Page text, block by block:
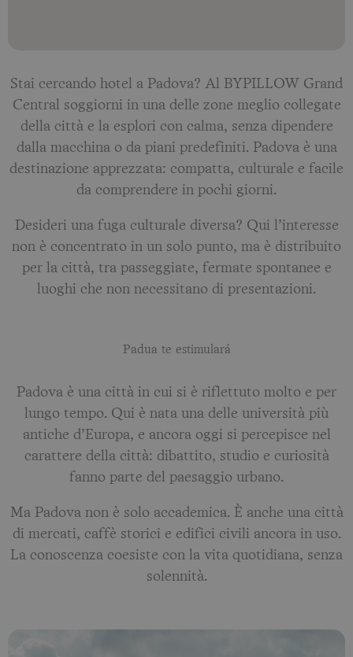
Stai cercando hotel a Padova? Al BYPILLOW Grand
Central soggiorni in una delle zone meglio collegate
della città e la esplori con calma, senza dipendere
dalla macchina o da piani predefiniti. Padova è una
destinazione apprezzata: compatta, culturale e facile
da comprendere in pochi giorni.
Desideri una fuga culturale diversa? Qui l’interesse
non è concentrato in un solo punto, ma è distribuito
per la città, tra passeggiate, fermate spontanee e
luoghi che non necessitano di presentazioni.
Padua te estimulará
Padova è una città in cui si è riflettuto molto e per
lungo tempo. Qui è nata una delle università più
antiche d’Europa, e ancora oggi si percepisce nel
carattere della città: dibattito, studio e curiosità
fanno parte del paesaggio urbano.
Ma Padova non è solo accademica. È anche una città
di mercati, caffè storici e edifici civili ancora in uso.
La conoscenza coesiste con la vita quotidiana, senza
solennità.